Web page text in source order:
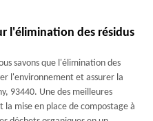
l'élimination des résidus
savons que l'élimination des
l'environnement et assurer la
93440. Une des meilleures
la mise en place de compostage à